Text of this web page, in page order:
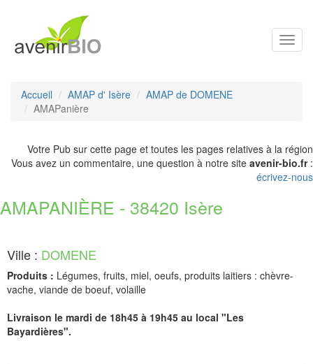
Accueil AMAP d' Isère
AMAP de DOMENE
AMAPanière
Votre Pub sur cette page et toutes les pages relatives à la région
Vous avez un commentaire, une question à notre site avenir-bio.fr:
écrivez-nous
AMAPANIÈRE - 38420 Isère
Ville : DOMENE
Produits : Légumes, fruits, miel, oeufs, produits laitiers : chèvre-
vache, viande de boeuf, volaille
Livraison le mardi de 18h45 à 19h45 au local "Les
Bayardières".